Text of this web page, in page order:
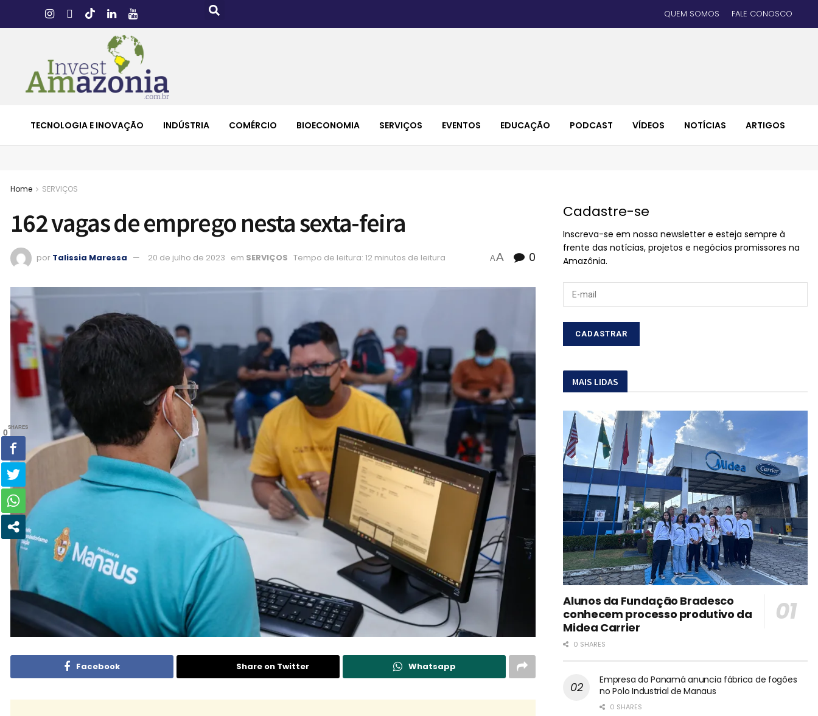
QUEM SOMOS FALE CONOSCO
TECNOLOGIA E INOVAÇÃO INDÚSTRIA COMÉRCIO BIOECONOMIA SERVIÇOS EVENTOS EDUCAÇÃO PODCAST VÍDEOS NOTÍCIAS ARTIGOS
Home SERVIÇOS
162 vagas de emprego nesta sexta-feira
por Talissia Maressa 20 de julho de 2023 em SERVIÇOS Tempo de leitura: 12 minutos de leitura AA 0
Facebook Share on Twitter Whatsapp
Cadastre-se
Inscreva-se em nossa newsletter e esteja sempre à
frente das notícias, projetos e negócios promissores na
Amazônia.
MAIS LIDAS
Alunos da Fundação Bradesco
conhecem processo produtivo da
Midea Carrier
0 SHARES
Empresa do Panamá anuncia fábrica de fogões
no Polo Industrial de Manaus
0 SHARES
0
SHARES